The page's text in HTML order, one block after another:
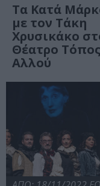
Τα Κατά
με τον Τάκη
Χρυσικάκο
Θέατρο Τόπος
Αλλού